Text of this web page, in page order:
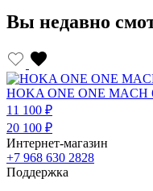
Вы недавно
HOKA ONE ONE MACH
11 100 ₽
20 100 ₽
Интернет-магазин
+7 968 630 2828
Поддержка